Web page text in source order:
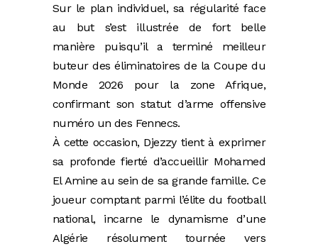
Sur le plan individuel, sa régularité face
au but s’est illustrée de fort belle
manière puisqu’il a terminé meilleur
buteur des éliminatoires de la Coupe du
Monde 2026 pour la zone Afrique,
confirmant son statut d’arme offensive
numéro un des Fennecs.
À cette occasion, Djezzy tient à exprimer
sa profonde fierté d’accueillir Mohamed
El Amine au sein de sa grande famille. Ce
joueur comptant parmi l’élite du football
national, incarne le dynamisme d’une
Algérie résolument tournée vers